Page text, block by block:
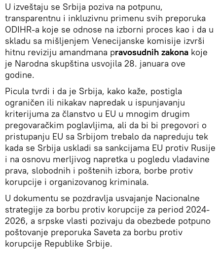
U izveštaju se Srbija poziva na potpunu,
transparentnu i inkluzivnu primenu svih preporuka
ODIHR-a koje se odnose na izborni proces kao i da u
skladu sa mišljenjem Venecijanske komisije izvrši
hitnu reviziju amandmana pravosudnih zakona koje
je Narodna skupština usvojila 28. januara ove
godine.
Picula tvrdi i da je Srbija, kako kaže, postigla
ograničen ili nikakav napredak u ispunjavanju
kriterijuma za članstvo u EU u mnogim drugim
pregovaračkim poglavljima, ali da bi bi pregovori o
pristupanju EU sa Srbijom trebalo da napreduju tek
kada se Srbija uskladi sa sankcijama EU protiv Rusije
i na osnovu merljivog napretka u pogledu vladavine
prava, slobodnih i poštenih izbora, borbe protiv
korupcije i organizovanog kriminala.
U dokumentu se pozdravlja usvajanje Nacionalne
strategije za borbu protiv korupcije za period 2024-
2026, a srpske vlasti pozivaju da obezbede potpuno
poštovanje preporuka Saveta za borbu protiv
korupcije Republike Srbije.